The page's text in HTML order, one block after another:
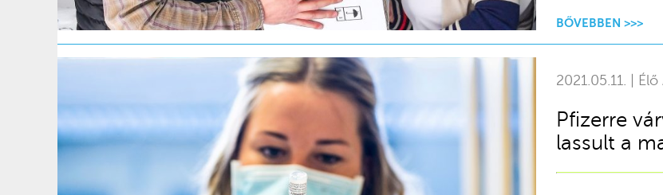
2021.05.11. | Élő
Pfizerre
lassult a
BŐVEBBEN >>>